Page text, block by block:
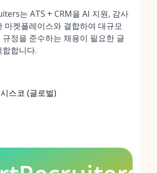
는 ATS + CRM을 AI 지원, 감사
마켓플레이스와 결합하여 대규모
규정을 준수하는 채용이 필요한 글
합니다.
스코 (글로벌)